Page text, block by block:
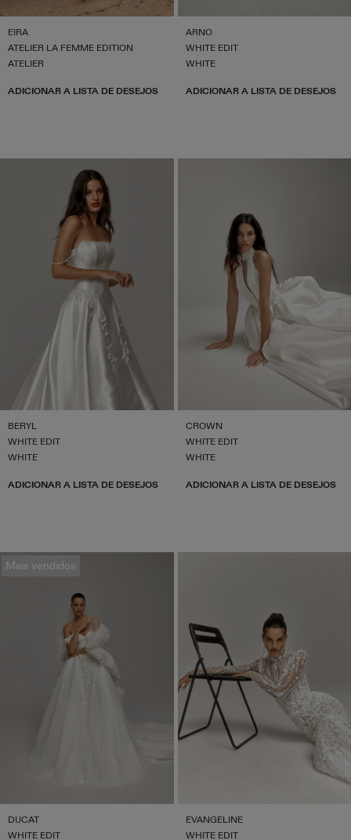
EIRA
ATELIER LA FEMME EDITION
ATELIER
ADICIONAR A LISTA DE DESEJOS
ARNO
WHITE EDIT
WHITE
ADICIONAR A LISTA DE DESEJOS
BERYL
WHITE EDIT
WHITE
ADICIONAR A LISTA DE DESEJOS
CROWN
WHITE EDIT
WHITE
ADICIONAR A LISTA DE DESEJOS
Mais vendidos
DUCAT
WHITE EDIT
EVANGELINE
WHITE EDIT